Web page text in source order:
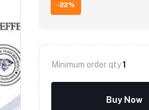
-22%
Minimum order qty1
Buy Now